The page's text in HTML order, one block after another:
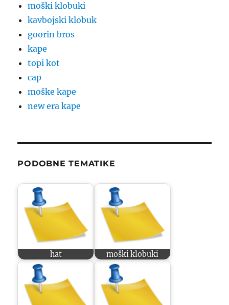
moški klobuki
kavbojski klobuk
goorin bros
kape
topi kot
cap
moške kape
new era kape
PODOBNE TEMATIKE
hat moški klobuki